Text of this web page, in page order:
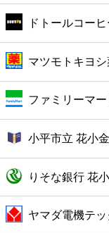
ホテル
ドトールコー
マツモトキヨ
ファミリーマ
小平市立 花小
りそな銀行 花
ヤマダ電機テ